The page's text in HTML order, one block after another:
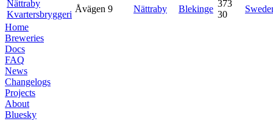
Nättraby
Kvartersbryggeri
Åvägen 9 Nättraby Blekinge
373
30
Home
Breweries
Docs
FAQ
News
Changelogs
Projects
About
Bluesky